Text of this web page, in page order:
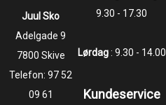
Juul Sko
​​​​​​​Adelgade 9
7800 Skive
Telefon:97 52
09 61
9.30 - 17.30
Lørdag: 9.30 - 14.00
Kundeservice